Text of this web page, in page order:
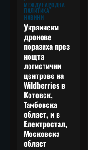
МЕЖДУНАРОДНА
ПОЛИТИКА
НОВИНИ
Украински
дронове
поразиха през
нощта
логистични
центрове на
Wildberries в
Котовск,
Тамбовска
област, и в
Електростал,
Московска
област